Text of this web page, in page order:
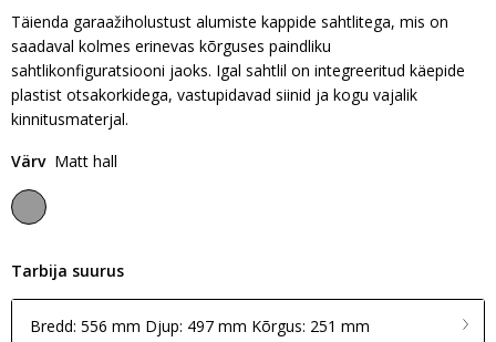
Täienda garaažiholustust alumiste kappide sahtlitega, mis on
saadaval kolmes erinevas kõrguses paindliku
sahtlikonfiguratsiooni jaoks. Igal sahtlil on integreeritud käepide
plastist otsakorkidega, vastupidavad siinid ja kogu vajalik
kinnitusmaterjal.
Värv Matt hall
Tarbija suurus
Bredd: 556 mm Djup: 497 mm Kõrgus: 251 mm